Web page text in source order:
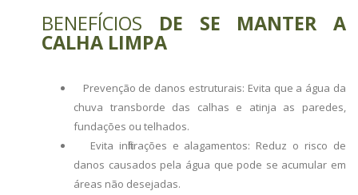
BENEFÍCIOS DE SE MANTER A
CALHA LIMPA
Prevenção de danos estruturais: Evita que a água da
chuva transborde das calhas e atinja as paredes,
fundações ou telhados.
Evita infiltrações e alagamentos: Reduz o risco de
danos causados pela água que pode se acumular em
áreas não desejadas.